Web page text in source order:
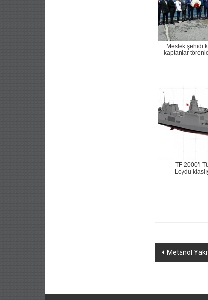
Meslek şehidi
kaptanlar
TF-2000’i
Loydu
Yazı
Metanol